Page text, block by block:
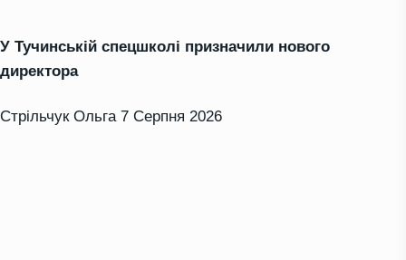
У Тучинській спецшколі призначили нового
директора
Стрільчук Ольга 7 Серпня 2026